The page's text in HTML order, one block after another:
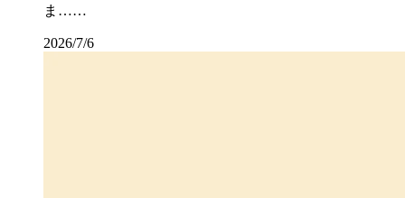
ま……
2026/7/6